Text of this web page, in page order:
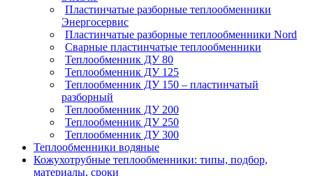
Пластинчатые разборные теплообменники
Энергосервис
Пластинчатые разборные теплообменники Nord
Сварные пластинчатые теплообменники
Теплообменник ДУ 80
Теплообменник ДУ 125
Теплообменник ДУ 150 – пластинчатый
разборный
Теплообменник ДУ 200
Теплообменник ДУ 250
Теплообменник ДУ 300
Теплообменники водяные
Кожухотрубные теплообменники: типы, подбор,
материалы, сроки